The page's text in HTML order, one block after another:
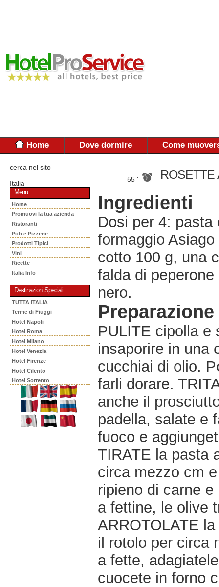
Home Dove dormire Come
cerca nel sito
Italia
Menu
Home
Promuovi la tua azienda
Ristoranti
Pub e Pizzerie
Prodotti Tipici
Vini
Ricette
Italia Info
Destinazioni Speciali
TUTTA ITALIA
Terme di Fiuggi
Hotel Napoli
Hotel Roma
Hotel Milano
Hotel Venezia
Hotel Firenze
Hotel Cilento
Hotel Sorrento
55 ' ROSETTE
Ingredienti
Dosi per 4: pasta
formaggio
cotto 100 g, una
falda di
nero.
Preparazione
PULITE cipolla e
insaporire in una
cucchiai di olio.
farli dorare.
anche il
padella, salate e
fuoco e
TIRATE la pasta
circa mezzo cm
ripieno di carne
a fettine, le olive
ARROTOLATE
il rotolo per circa
a fette,
cuocete in forno